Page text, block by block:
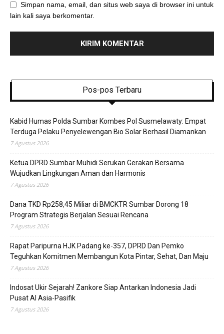
Simpan nama, email, dan situs web saya di browser ini untuk
lain kali saya berkomentar.
Pos-pos Terbaru
Kabid Humas Polda Sumbar Kombes Pol Susmelawaty: Empat
Terduga Pelaku Penyelewengan Bio Solar Berhasil Diamankan
7 Agustus 2026
Ketua DPRD Sumbar Muhidi Serukan Gerakan Bersama
Wujudkan Lingkungan Aman dan Harmonis
7 Agustus 2026
Dana TKD Rp258,45 Miliar di BMCKTR Sumbar Dorong 18
Program Strategis Berjalan Sesuai Rencana
7 Agustus 2026
Rapat Paripurna HJK Padang ke-357, DPRD Dan Pemko
Teguhkan Komitmen Membangun Kota Pintar, Sehat, Dan Maju
7 Agustus 2026
Indosat Ukir Sejarah! Zankore Siap Antarkan Indonesia Jadi
Pusat AI Asia-Pasifik
7 Agustus 2026